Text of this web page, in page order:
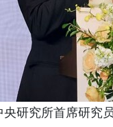
央研究所首席研究